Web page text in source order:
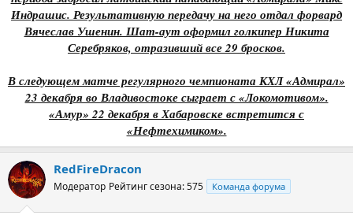
Индрашис. Результативную передачу на него отдал форвард
Вячеслав Ушенин. Шат-аут оформил голкипер Никита
Серебряков, отразивший все 29 бросков.
В следующем матче регулярного чемпионата КХЛ «Адмирал»
23 декабря во Владивостоке сыграет с «Локомотивом».
«Амур» 22 декабря в Хабаровске встретится с
«Нефтехимиком».
RedFireDracon
Модератор Рейтинг сезона: 575 Команда форума